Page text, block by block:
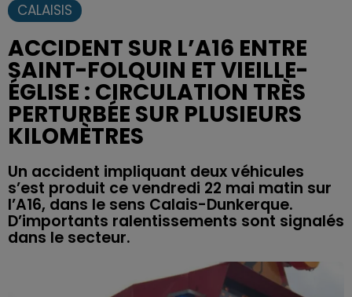
CALAISIS
ACCIDENT SUR L’A16 ENTRE
SAINT-FOLQUIN ET VIEILLE-
ÉGLISE : CIRCULATION TRÈS
PERTURBÉE SUR PLUSIEURS
KILOMÈTRES
Un accident impliquant deux véhicules
s’est produit ce vendredi 22 mai matin sur
l’A16, dans le sens Calais-Dunkerque.
D’importants ralentissements sont signalés
dans le secteur.